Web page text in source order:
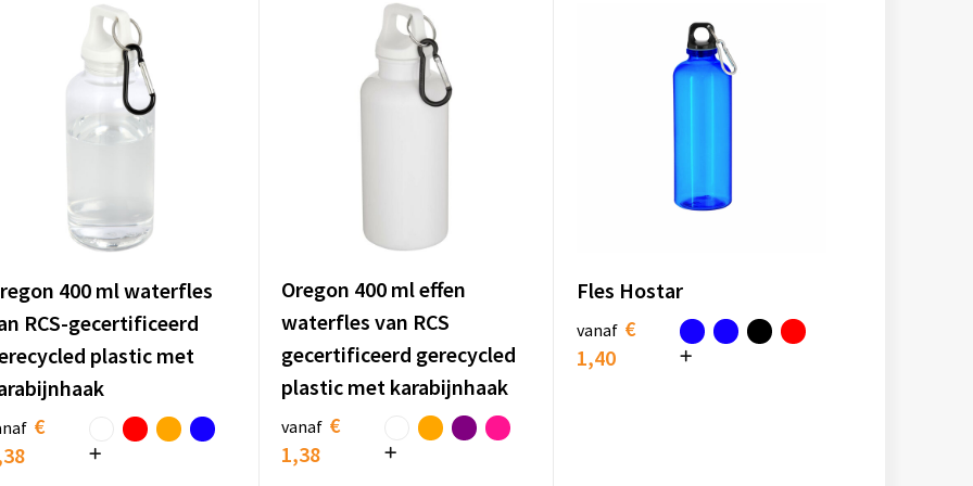
400 ml waterfles
RCS-gecertificeerd
plastic met
€
Oregon 400 ml effen
waterfles van RCS
gecertificeerd gerecycled
plastic met karabijnhaak
vanaf €
1,38
Fles Hostar
vanaf €
1,40